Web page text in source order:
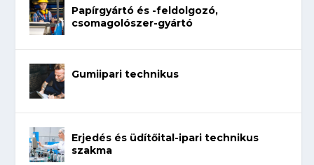
Papírgyártó és -feldolgozó,
csomagolószer-gyártó
Gumiipari technikus
Erjedés és üdítőital-ipari technikus
szakma